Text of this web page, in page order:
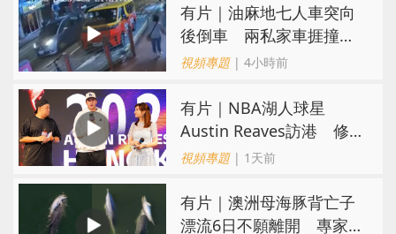
有片｜油麻地七人車突向
後倒車 兩私家車捱撞
司機不顧而去
視頻專題| 4小時前
有片｜NBA湖人球星
Austin Reaves訪港 修
頓與青少年交流球技
視頻專題| 1天前
有片｜澳洲母海豚背亡子
漂流6日不願離開 專家：